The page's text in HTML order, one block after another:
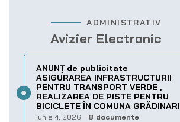
ADMINISTRATIV
Avizier Electronic
ANUNȚ de publicitate
ASIGURAREA INFRASTRUCTURII
PENTRU TRANSPORT VERDE ,
REALIZAREA DE PISTE PENTRU
BICICLETE ÎN COMUNA GRĂDINARI
iunie 4, 2026 8 documente